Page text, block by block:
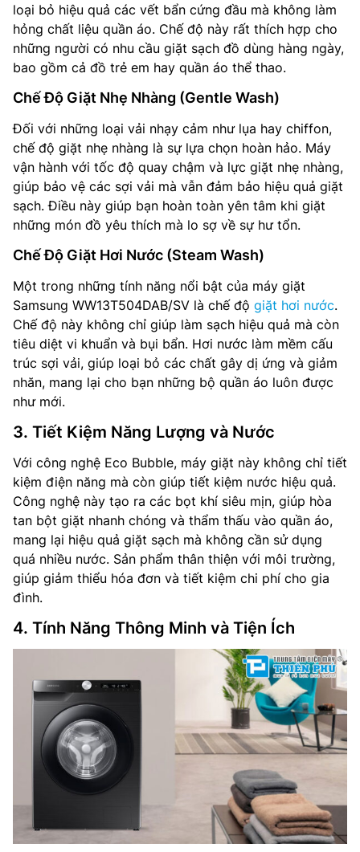
loại bỏ hiệu quả các vết bẩn cứng đầu mà không làm
hỏng chất liệu quần áo. Chế độ này rất thích hợp cho
những người có nhu cầu giặt sạch đồ dùng hàng ngày,
bao gồm cả đồ trẻ em hay quần áo thể thao.
Chế Độ Giặt Nhẹ Nhàng (Gentle Wash)
Đối với những loại vải nhạy cảm như lụa hay chiffon,
chế độ giặt nhẹ nhàng là sự lựa chọn hoàn hảo. Máy
vận hành với tốc độ quay chậm và lực giặt nhẹ nhàng,
giúp bảo vệ các sợi vải mà vẫn đảm bảo hiệu quả giặt
sạch. Điều này giúp bạn hoàn toàn yên tâm khi giặt
những món đồ yêu thích mà lo sợ về sự hư tổn.
Chế Độ Giặt Hơi Nước (Steam Wash)
Một trong những tính năng nổi bật của máy giặt
Samsung WW13T504DAB/SV là chế độ giặt hơi nước.
Chế độ này không chỉ giúp làm sạch hiệu quả mà còn
tiêu diệt vi khuẩn và bụi bẩn. Hơi nước làm mềm cấu
trúc sợi vải, giúp loại bỏ các chất gây dị ứng và giảm
nhăn, mang lại cho bạn những bộ quần áo luôn được
như mới.
3. Tiết Kiệm Năng Lượng và Nước
Với công nghệ Eco Bubble, máy giặt này không chỉ tiết
kiệm điện năng mà còn giúp tiết kiệm nước hiệu quả.
Công nghệ này tạo ra các bọt khí siêu mịn, giúp hòa
tan bột giặt nhanh chóng và thẩm thấu vào quần áo,
mang lại hiệu quả giặt sạch mà không cần sử dụng
quá nhiều nước. Sản phẩm thân thiện với môi trường,
giúp giảm thiểu hóa đơn và tiết kiệm chi phí cho gia
đình.
4. Tính Năng Thông Minh và Tiện Ích